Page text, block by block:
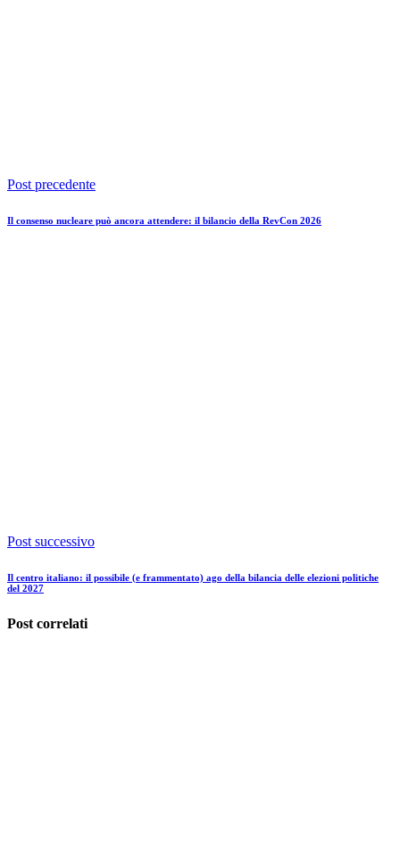
Post precedente
Il consenso nucleare può ancora attendere: il bilancio della RevCon 2026
Post successivo
Il centro italiano: il possibile (e frammentato) ago della bilancia delle elezioni politiche
del 2027
Post correlati